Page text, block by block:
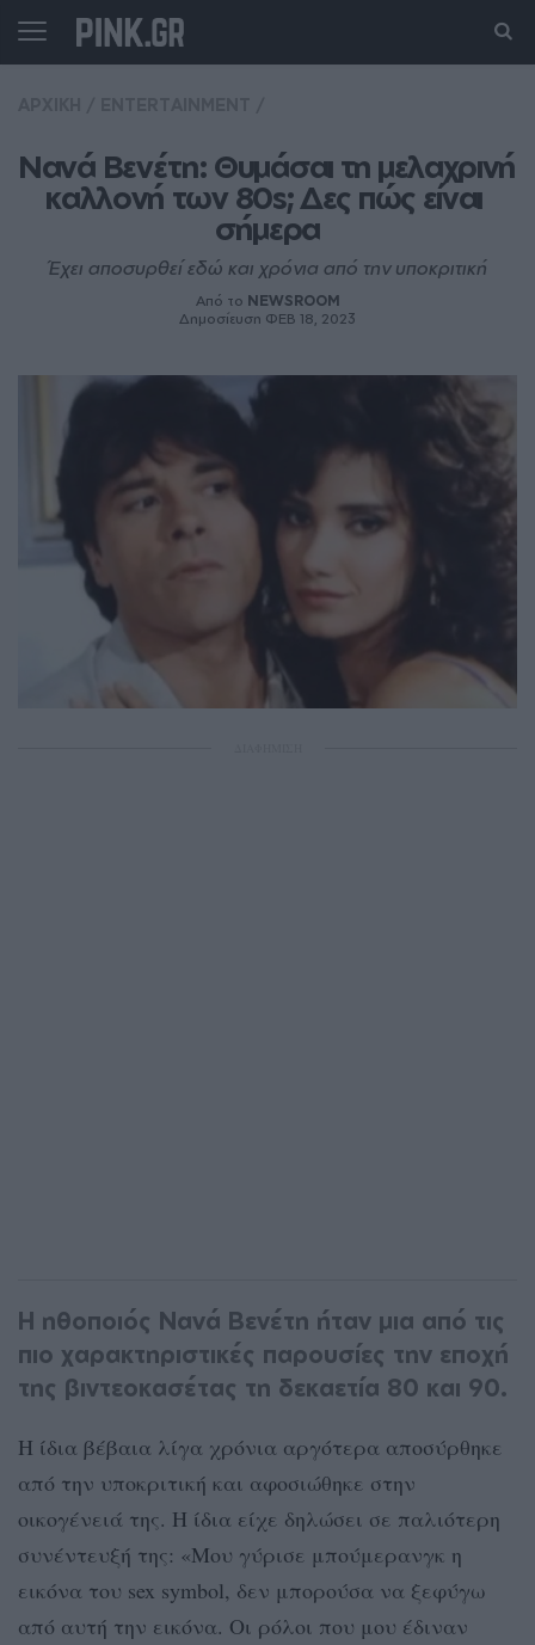
Νανά Βενέτη: Θυμάσαι τη μελαχρινή
καλλονή των 80s; Δες πώς είναι
σήμερα
Έχει αποσυρθεί εδώ και χρόνια από την υποκριτική
Από το NEWSROOM
Δημοσίευση ΦΕΒ 18, 2023
Η ηθοποιός Νανά Βενέτη ήταν μια από τις
πιο χαρακτηριστικές παρουσίες την εποχή
της βιντεοκασέτας τη δεκαετία 80 και 90.
Η ίδια βέβαια λίγα χρόνια αργότερα αποσύρθηκε
από την υποκριτική και αφοσιώθηκε στην
οικογένειά της. Η ίδια είχε δηλώσει σε παλιότερη
συνέντευξή της: «Μου γύρισε μπούμερανγκ η
εικόνα του sex symbol, δεν μπορούσα να ξεφύγω
από αυτή την εικόνα. Οι ρόλοι που μου έδιναν